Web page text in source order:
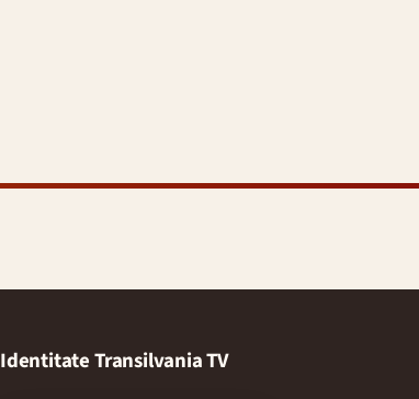
Identitate Transilvania TV